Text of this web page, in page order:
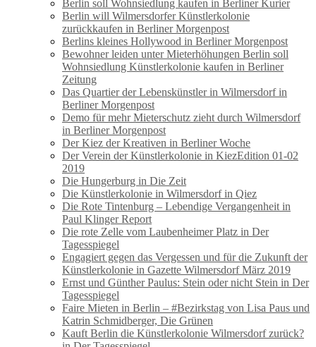
Berlin soll Wohnsiedlung kaufen in Berliner Kurier
Berlin will Wilmersdorfer Künstlerkolonie
zurückkaufen in Berliner Morgenpost
Berlins kleines Hollywood in Berliner Morgenpost
Bewohner leiden unter Mieterhöhungen Berlin soll
Wohnsiedlung Künstlerkolonie kaufen in Berliner
Zeitung
Das Quartier der Lebenskünstler in Wilmersdorf in
Berliner Morgenpost
Demo für mehr Mieterschutz zieht durch Wilmersdorf
in Berliner Morgenpost
Der Kiez der Kreativen in Berliner Woche
Der Verein der Künstlerkolonie in KiezEdition 01-02
2019
Die Hungerburg in Die Zeit
Die Künstlerkolonie in Wilmersdorf in Qiez
Die Rote Tintenburg – Lebendige Vergangenheit in
Paul Klinger Report
Die rote Zelle vom Laubenheimer Platz in Der
Tagesspiegel
Engagiert gegen das Vergessen und für die Zukunft der
Künstlerkolonie in Gazette Wilmersdorf März 2019
Ernst und Günther Paulus: Stein oder nicht Stein in Der
Tagesspiegel
Faire Mieten in Berlin – #Bezirkstag von Lisa Paus und
Katrin Schmidberger, Die Grünen
Kauft Berlin die Künstlerkolonie Wilmersdorf zurück?